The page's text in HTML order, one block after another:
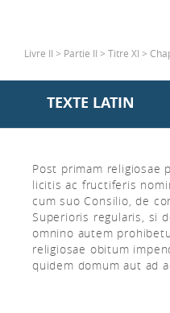
Livre II > Partie II > Titre XI >
TEXTE LATIN
Post primam religiosae
licitis ac fructiferis
cum suo Consilio, de
Superioris regularis, si
omnino autem
religiosae obitum
quidem domum aut ad